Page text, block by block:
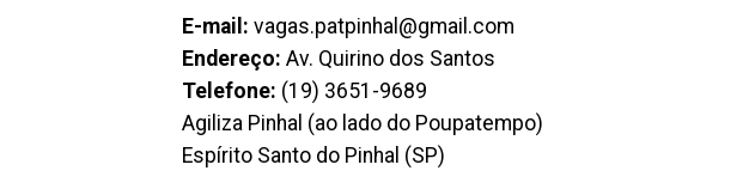
E-mail: vagas.patpinhal@gmail.com
Endereço: Av. Quirino dos Santos
Telefone: (19) 3651-9689
Agiliza Pinhal (ao lado do Poupatempo)
Espírito Santo do Pinhal (SP)